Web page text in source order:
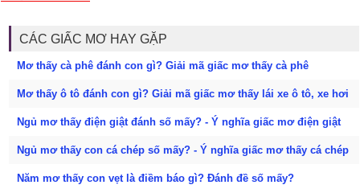
CÁC GIẤC MƠ HAY GẶP
Mơ thấy cà phê đánh con gì? Giải mã giấc mơ thấy cà phê
Mơ thấy ô tô đánh con gì? Giải mã giấc mơ thấy lái xe ô tô, xe hơi
Ngủ mơ thấy điện giật đánh số mấy? - Ý nghĩa giấc mơ điện giật
Ngủ mơ thấy con cá chép số mấy? - Ý nghĩa giấc mơ thấy cá chép
Năm mơ thấy con vẹt là điềm báo gì? Đánh đề số mấy?